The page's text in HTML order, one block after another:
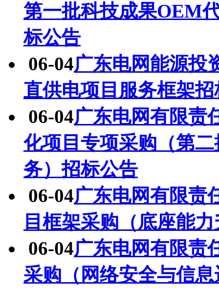
第一批科技成果OEM
标公告
06-04广东电网能源投
直供电项目服务框架
06-04广东电网有限责
化项目专项采购（第
务）招标公告
06-04广东电网有限责
目框架采购（底座能
06-04广东电网有限责
采购（网络安全与信